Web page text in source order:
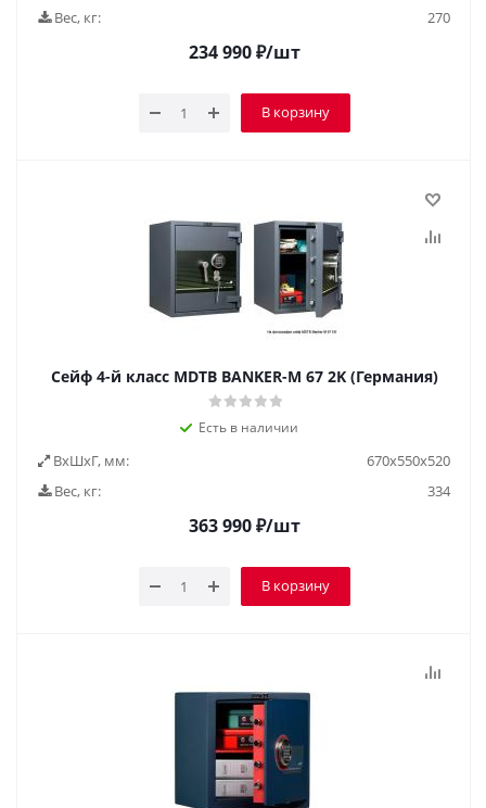
Вес, кг:
270
234 990₽/шт
В корзину
Сейф 4-й класс MDTB BANKER-M 67 2K (Германия)
Есть в наличии
ВxШxГ, мм:
670x550x520
Вес, кг:
334
363 990₽/шт
В корзину